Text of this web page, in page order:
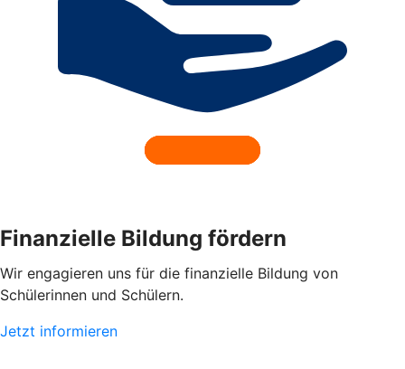
Finanzielle Bildung fördern
Wir engagieren uns für die finanzielle Bildung von
Schülerinnen und Schülern.
Jetzt informieren